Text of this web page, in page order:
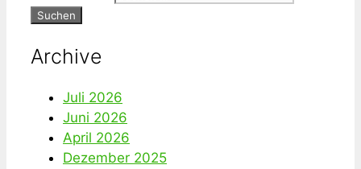
Archive
Juli 2026
Juni 2026
April 2026
Dezember 2025